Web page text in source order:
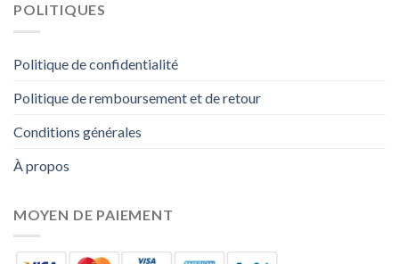
POLITIQUES
Politique de confidentialité
Politique de remboursement et de retour
Conditions générales
À propos
MOYEN DE PAIEMENT